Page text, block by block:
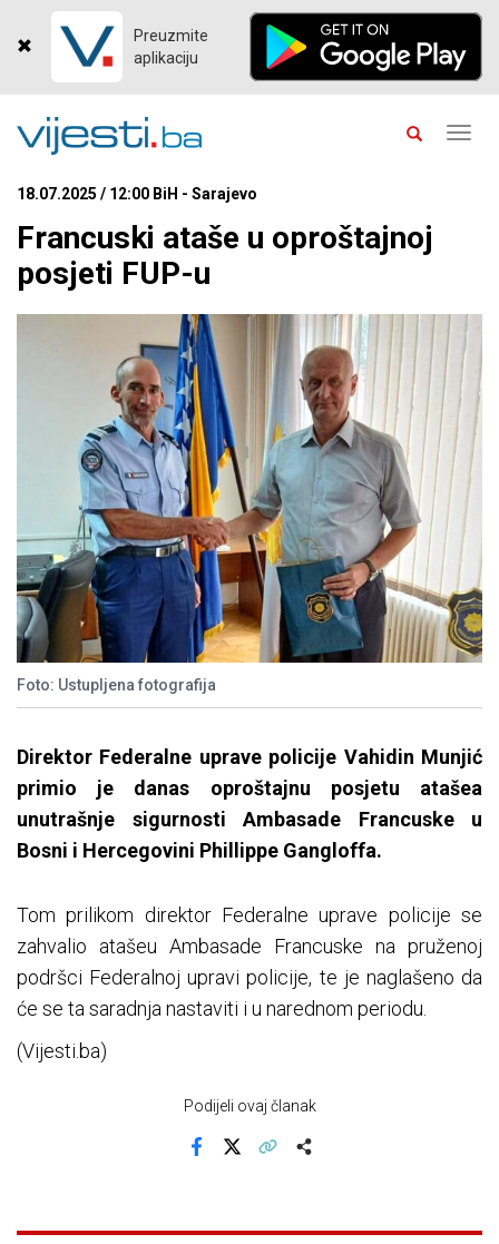
Preuzmite
aplikaciju
18.07.2025 / 12:00 BiH - Sarajevo
Francuski ataše u oproštajnoj
posjeti FUP-u
Foto: Ustupljena fotografija
Direktor Federalne uprave policije Vahidin Munjić
primio je danas oproštajnu posjetu atašea
unutrašnje sigurnosti Ambasade Francuske u
Bosni i Hercegovini Phillippe Gangloffa.
Tom prilikom direktor Federalne uprave policije se
zahvalio atašeu Ambasade Francuske na pruženoj
podršci Federalnoj upravi policije, te je naglašeno da
će se ta saradnja nastaviti i u narednom periodu.
(Vijesti.ba)
Podijeli ovaj članak